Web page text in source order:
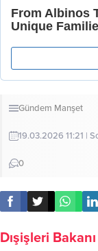
Gündem Manşet
19.03.2026 11:21 |
0
Dışişleri